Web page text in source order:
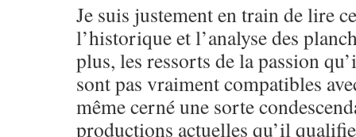
Je suis justement en train de lire
l’historique et l’analyse des
plus, les ressorts de la passion
sont pas vraiment compatibles
même cerné une sorte
productions actuelles qu’il